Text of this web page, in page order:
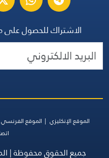
الاشتراك للحصول
الموقع الإنكليزي الموقع الفرنسي
جميع الحقوق محفوظة |